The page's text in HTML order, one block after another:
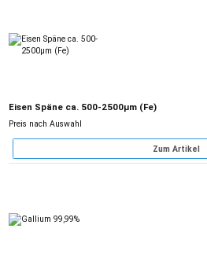
Eisen Späne ca. 500-2500µm (Fe)
Preis nach Auswahl
Zum Artikel